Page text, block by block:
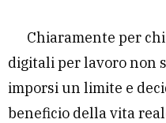
Chiaramente per
digitali per lavoro non
imporsi un limite e
beneficio della vita